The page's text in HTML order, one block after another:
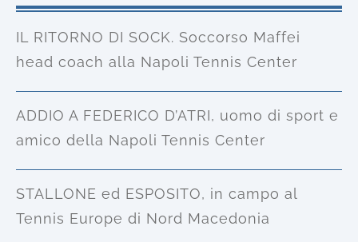
IL RITORNO DI SOCK. Soccorso Maffei
head coach alla Napoli Tennis Center
ADDIO A FEDERICO D’ATRI, uomo di sport e
amico della Napoli Tennis Center
STALLONE ed ESPOSITO, in campo al
Tennis Europe di Nord Macedonia